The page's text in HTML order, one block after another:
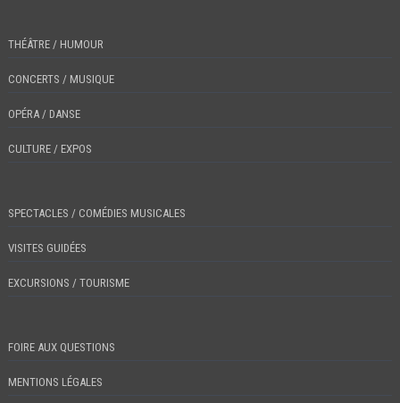
THÉÂTRE / HUMOUR
CONCERTS / MUSIQUE
OPÉRA / DANSE
CULTURE / EXPOS
SPECTACLES / COMÉDIES MUSICALES
VISITES GUIDÉES
EXCURSIONS / TOURISME
FOIRE AUX QUESTIONS
MENTIONS LÉGALES